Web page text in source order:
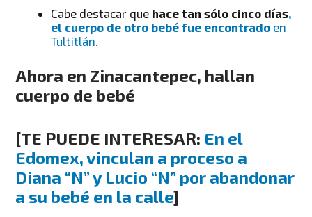
Cabe destacar que hace tan sólo cinco días,
el cuerpo de otro bebé fue encontrado en
Tultitlán.
Ahora en Zinacantepec, hallan
cuerpo de bebé
[TE PUEDE INTERESAR: En el
Edomex, vinculan a proceso a
Diana “N” y Lucio “N” por abandonar
a su bebé en la calle]